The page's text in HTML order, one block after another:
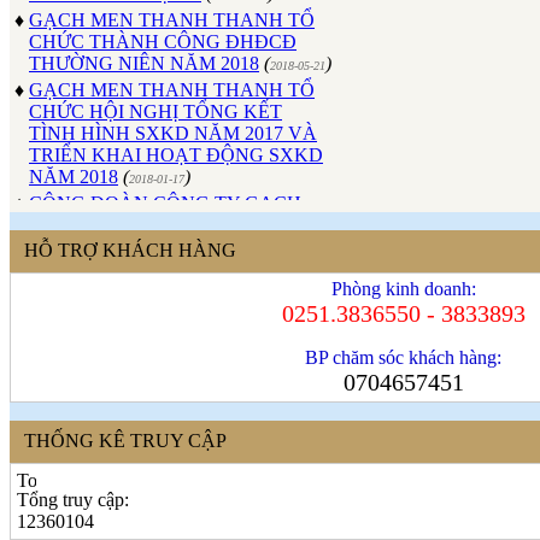
CHỨC THÀNH CÔNG ĐHĐCĐ
THƯỜNG NIÊN NĂM 2018 (2018-05-21
GẠCH MEN THANH THANH TỔ
CHỨC HỘI NGHỊ TỔNG KẾT
TÌNH HÌNH SXKD NĂM 2017 VÀ
TRIỂN KHAI HOẠT ĐỘNG SXKD
NĂM 2018 (2018-01-17)
CÔNG ĐOÀN CÔNG TY GẠCH
MEN THANH THANH TỔ CHỨC
THÀNH CÔNG ĐẠI HỘI NHIỆM
KỲ XV (2017 - 2022) (2017-10-04
♦ GẠCH MEN THANH THANH TỔ
GẠCH MEN THANH THANH TỔ
ĐẠI BIỂU NGƯỜI LAO ĐỘNG
NĂM 2017 ( 2017-10-02
Sử dụng vật liệu thân thiện với môi
trường và an toàn cho người sử
dụng (2017-09-06
♦ Với nhiều ưu điểm nổi bật, sản phẩm
HỖ TRỢ KHÁCH HÀNG
Phòng kinh doanh:
0251.3836550 - 3833893
BP chăm sóc khách hàng:
0704657451
THỐNG KÊ TRUY CẬP
Tổng truy cập:
12360104